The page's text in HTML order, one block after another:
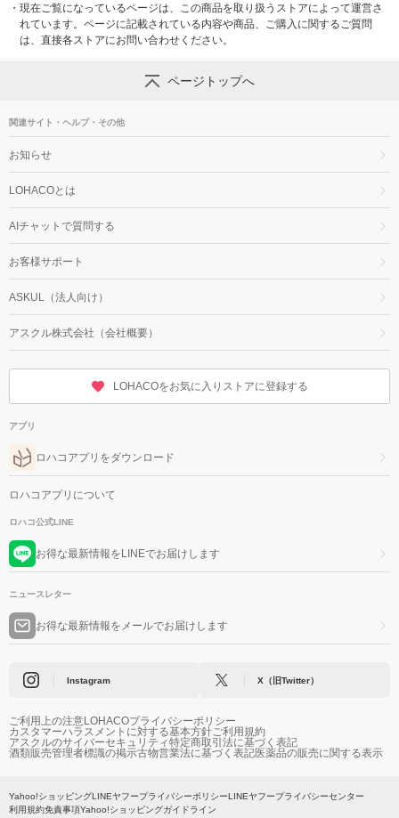
・ 現在ご覧になっているページは、この商品を取り扱うストアによって運営さ
れています。ページに記載されている内容や商品、ご購入に関するご質問
は、直接各ストアにお問い合わせください。
ページトップへ
関連サイト・ヘルプ・その他
お知らせ
LOHACOとは
AIチャットで質問する
お客様サポート
ASKUL（法人向け）
アスクル株式会社（会社概要）
LOHACOをお気に入りストアに登録する
アプリ
ロハコアプリをダウンロード
ロハコアプリについて
ロハコ公式LINE
お得な最新情報をLINEでお届けします
ニュースレター
お得な最新情報をメールでお届けします
Instagram X（旧Twitter）
ご利用上の注意LOHACOプライバシーポリシー
カスタマーハラスメントに対する基本方針ご利用規約
アスクルのサイバーセキュリティ特定商取引法に基づく表記
酒類販売管理者標識の掲示古物営業法に基づく表記医薬品の販売に関する表示
Yahoo!ショッピングLINEヤフープライバシーポリシーLINEヤフープライバシーセンター
利用規約免責事項Yahoo!ショッピングガイドライン